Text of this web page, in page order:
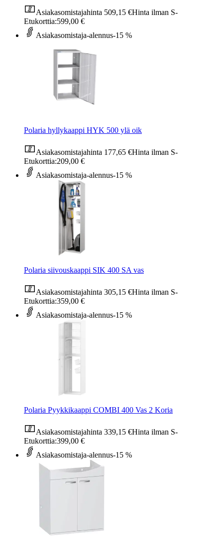
Asiakasomistajahinta 509,15 €Hinta ilman S-
Etukorttia:599,00 €
Asiakasomistaja-alennus-15 %
Polaria hyllykaappi HYK 500 ylä oik
Asiakasomistajahinta 177,65 €Hinta ilman S-
Etukorttia:209,00 €
Asiakasomistaja-alennus-15 %
Polaria siivouskaappi SIK 400 SA vas
Asiakasomistajahinta 305,15 €Hinta ilman S-
Etukorttia:359,00 €
Asiakasomistaja-alennus-15 %
Polaria Pyykkikaappi COMBI 400 Vas 2 Koria
Asiakasomistajahinta 339,15 €Hinta ilman S-
Etukorttia:399,00 €
Asiakasomistaja-alennus-15 %